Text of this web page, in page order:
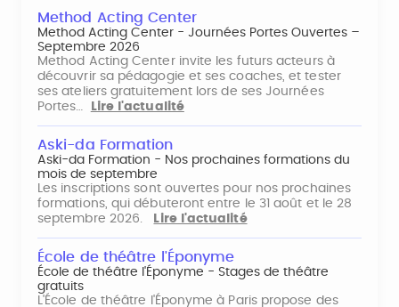
Method Acting Center
Method Acting Center - Journées Portes Ouvertes –
Septembre 2026
Method Acting Center invite les futurs acteurs à
découvrir sa pédagogie et ses coaches, et tester
ses ateliers gratuitement lors de ses Journées
Portes…
Lire l'actualité
Aski-da Formation
Aski-da Formation - Nos prochaines formations du
mois de septembre
Les inscriptions sont ouvertes pour nos prochaines
formations, qui débuteront entre le 31 août et le 28
septembre 2026.
Lire l'actualité
École de théâtre l'Éponyme
École de théâtre l'Éponyme - Stages de théâtre
gratuits
L'École de théâtre l'Éponyme à Paris propose des